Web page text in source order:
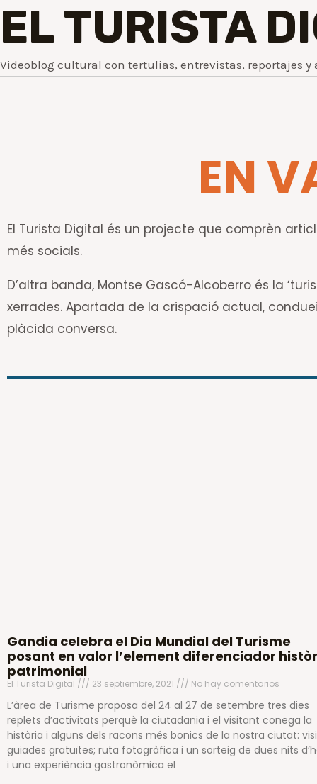
EL TURISTA
Videoblog cultural con tertulias, entrevistas, reportajes y
EN
El Turista Digital és un projecte que comprèn
més socials.
D’altra banda, Montse Gascó-Alcoberro és la
xerrades. Apartada de la crispació actual,
plàcida conversa.
Gandia celebra el Dia Mundial del Turisme
posant en valor l’element diferenciador
patrimonial
El Turista Digital 23 septiembre, 2021 No hay comentarios
L’àrea de Turisme proposa del 24 al 27 de setembre tres dies
replets d’activitats perquè la ciutadania i el visitant conega la
història i alguns dels racons més bonics de la nostra ciutat:
guiades gratuïtes; ruta fotogràfica i un sorteig de dues nits
i una experiència gastronòmica el